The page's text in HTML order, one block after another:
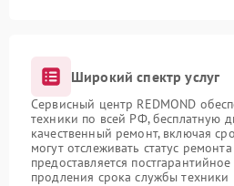
Широкий спектр услуг
Сервисный центр REDMOND
техники по всей РФ, бесплатную
качественный ремонт, включая
могут отслеживать статус
предоставляется
продления срока службы техники